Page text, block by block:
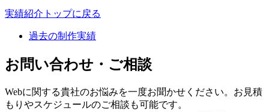
実績紹介トップに戻る
過去の制作実績
お問い合わせ・ご相談
Webに関する貴社のお悩みを一度お聞かせください。お見積
もりやスケジュールのご相談も可能です。